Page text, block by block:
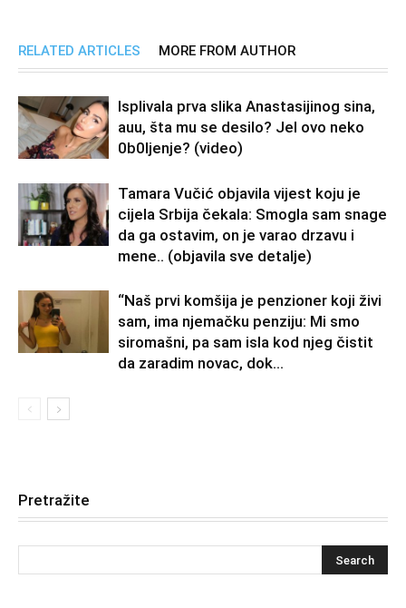
RELATED ARTICLES MORE FROM AUTHOR
Isplivala prva slika Anastasijinog sina,
auu, šta mu se desilo? Jel ovo neko
0b0Ijenje? (video)
Tamara Vučić objavila vijest koju je
cijela Srbija čekala: Smogla sam snage
da ga ostavim, on je varao drzavu i
mene.. (objavila sve detalje)
“Naš prvi komšija je penzioner koji živi
sam, ima njemačku penziju: Mi smo
siromašni, pa sam isla kod njeg čistit
da zaradim novac, dok...
Pretražite